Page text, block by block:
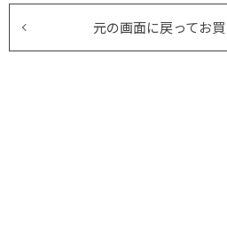
元の画面に戻ってお